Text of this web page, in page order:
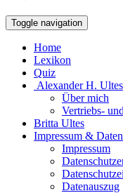
Toggle navigation
Home
Lexikon
Quiz
Alexander H. Ultes
Über mich
Vertriebs-
Britta Ultes
Impressum &
Impressum
Datenauszug